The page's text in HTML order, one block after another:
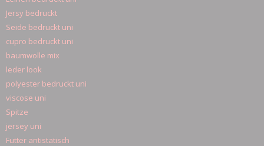
Jersy bedruckt
Seide bedruckt uni
cupro bedruckt uni
baumwolle mix
leder look
polyester bedruckt uni
viscose uni
Spitze
jersey uni
Futter antistatisch